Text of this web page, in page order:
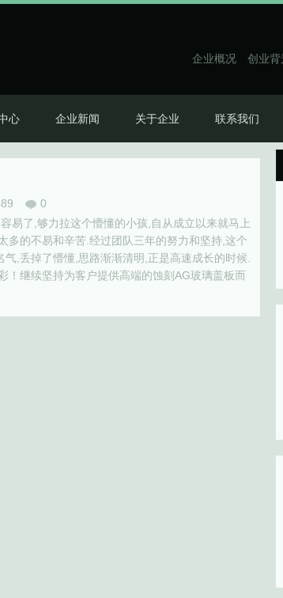
企业概况 创业背
心 企业新闻 关于企业 联系我们
0
易了,够力拉这个懵懂的小孩,自从成立以来就马上
多的不易和辛苦.经过团队三年的努力和坚持,这个
,丢掉了懵懂,思路渐渐清明,正是高速成长的时候.
！继续坚持为客户提供高端的蚀刻AG玻璃盖板而